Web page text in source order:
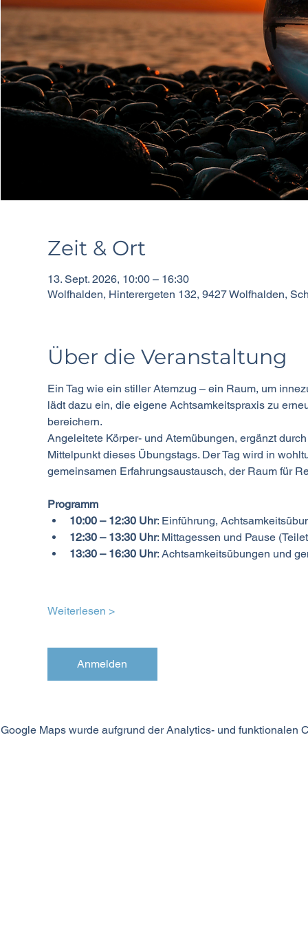
Zeit & Ort
13. Sept. 2026, 10:00 – 16:30
Wolfhalden, Hinterergeten 132, 9427 Wolfhalden,
Über die Veranstaltung
Ein Tag wie ein stiller Atemzug – ein Raum, um
lädt dazu ein, die eigene Achtsamkeitspraxis zu
bereichern.
Angeleitete Körper- und Atemübungen, ergänzt
Mittelpunkt dieses Übungstags. Der Tag wird in
gemeinsamen Erfahrungsaustausch, der Raum für
Programm
10:00 – 12:30 Uhr: Einführung,
12:30 – 13:30 Uhr: Mittagessen und Pause
13:30 – 16:30 Uhr: Achtsamkeitsübungen und
Weiterlesen >
Anmelden
Google Maps wurde aufgrund der Analytics- und funktionalen